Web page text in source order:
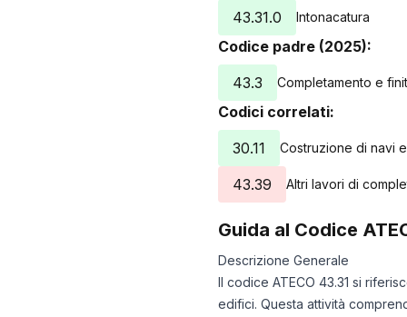
43.31.0
Intonacatura
Codice padre (2025):
43.3
Completamento e
Codici correlati:
30.11
Costruzione di navi
43.39 Altri lavori di
Guida al Codice
Descrizione Generale
Il codice ATECO 43.31 si
edifici. Questa attività